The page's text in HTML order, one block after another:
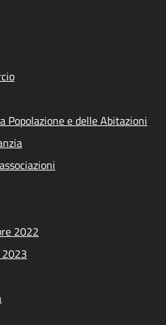
Popolazione e delle Abitazioni
2022